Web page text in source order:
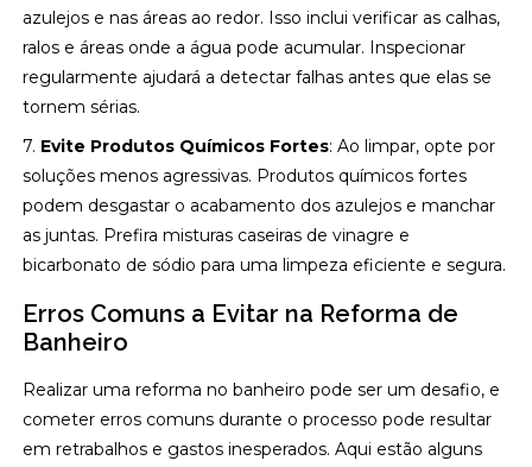
azulejos e nas áreas ao redor. Isso inclui verificar as calhas,
ralos e áreas onde a água pode acumular. Inspecionar
regularmente ajudará a detectar falhas antes que elas se
tornem sérias.
7. Evite Produtos Químicos Fortes: Ao limpar, opte por
soluções menos agressivas. Produtos químicos fortes
podem desgastar o acabamento dos azulejos e manchar
as juntas. Prefira misturas caseiras de vinagre e
bicarbonato de sódio para uma limpeza eficiente e segura.
Erros Comuns a Evitar na Reforma de
Banheiro
Realizar uma reforma no banheiro pode ser um desafio, e
cometer erros comuns durante o processo pode resultar
em retrabalhos e gastos inesperados. Aqui estão alguns